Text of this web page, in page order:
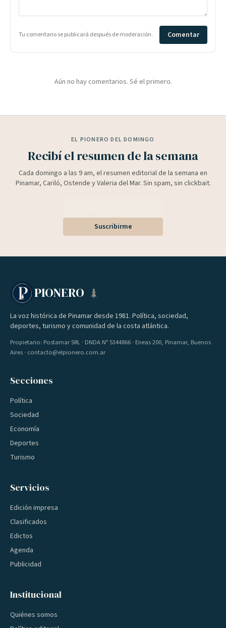
Tu comentario se publicará después de moderación. Comentar
Aún no hay comentarios. Sé el primero.
EL PIONERO DEL DOMINGO
Recibí el resumen de la semana
Cada domingo a las 9 am, el resumen editorial de la semana en
Pinamar, Cariló, Ostende y Valeria del Mar. Sin spam, sin clickbait.
Suscribirme
PIONERO
La voz histórica de Pinamar desde 1981. Política, sociedad,
deportes, turismo y comunidad de la costa atlántica.
Propietario: Postamar SRL · DNDA Nº 5344866 · Eneas 200, Pinamar, Buenos
Aires · contacto@elpionero.com.ar
Secciones
Política
Sociedad
Economía
Deportes
Turismo
Servicios
Edición impresa
Clasificados
Edictos
Agenda
Publicidad
Institucional
Quiénes somos